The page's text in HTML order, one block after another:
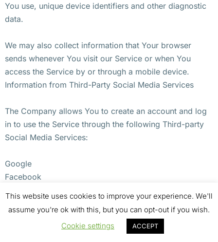
You use, unique device identifiers and other diagnostic
data.
We may also collect information that Your browser
sends whenever You visit our Service or when You
access the Service by or through a mobile device.
Information from Third-Party Social Media Services
The Company allows You to create an account and log
in to use the Service through the following Third-party
Social Media Services:
Google
Facebook
If You decide to register through or otherwise grant us
access to a Third-Party Social Media Service, We may
This website uses cookies to improve your experience. We'll
assume you're ok with this, but you can opt-out if you wish.
Cookie settings
ACCEPT